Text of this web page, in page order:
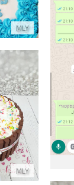
גלוטן MLY
MLY